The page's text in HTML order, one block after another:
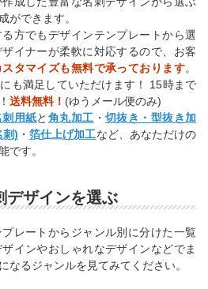
ができます。
方でもデザインテンプレートから選
イナーが柔軟に対応するので、お客
スタマイズも無料で承っております。
も満足していただけます！ 15時まで
送料無料！ (ゆうメール便のみ)
刺用紙と 角丸加工 ・切抜き・型抜き加
刺) ・箔仕上げ加工など、あなただけの
です。
デザインを選ぶ
レートからジャンル別に分けた一覧
インやおしゃれなデザインなどでま
なるジャンルを見てみてください。